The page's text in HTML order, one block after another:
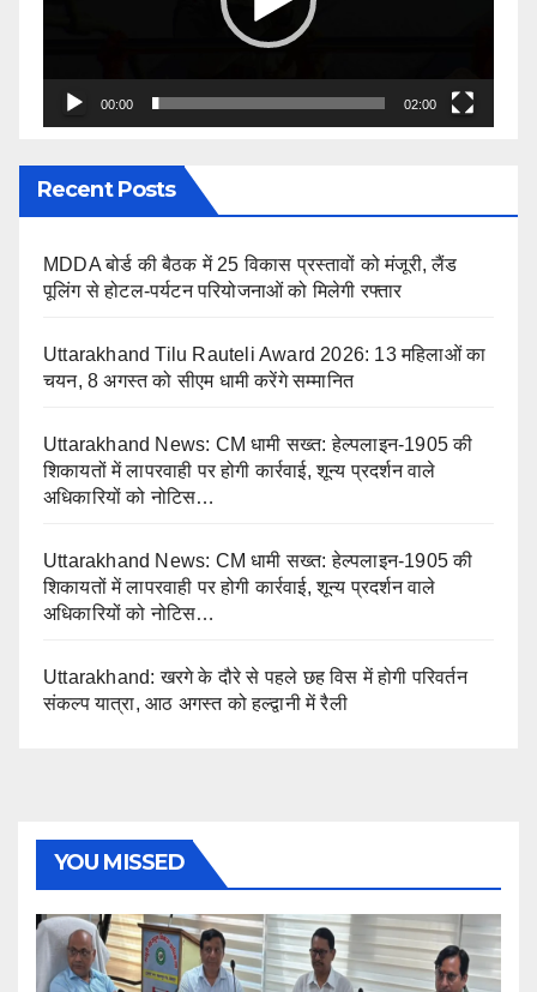
00:00 02:00
Recent Posts
MDDA बोर्ड की बैठक में 25 विकास प्रस्तावों को मंजूरी, लैंड
पूलिंग से होटल-पर्यटन परियोजनाओं को मिलेगी रफ्तार
Uttarakhand Tilu Rauteli Award 2026: 13 महिलाओं का
चयन, 8 अगस्त को सीएम धामी करेंगे सम्मानित
Uttarakhand News: CM धामी सख्त: हेल्पलाइन-1905 की
शिकायतों में लापरवाही पर होगी कार्रवाई, शून्य प्रदर्शन वाले
अधिकारियों को नोटिस…
Uttarakhand News: CM धामी सख्त: हेल्पलाइन-1905 की
शिकायतों में लापरवाही पर होगी कार्रवाई, शून्य प्रदर्शन वाले
अधिकारियों को नोटिस…
Uttarakhand: खरगे के दौरे से पहले छह विस में होगी परिवर्तन
संकल्प यात्रा, आठ अगस्त को हल्द्वानी में रैली
YOU MISSED